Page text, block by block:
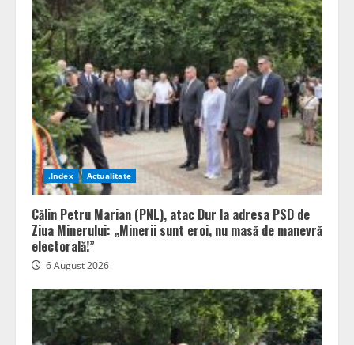
.Index Actualitate
Călin Petru Marian (PNL), atac Dur la adresa PSD de
Ziua Minerului: „Minerii sunt eroi, nu masă de manevră
electorală!”
6 August 2026